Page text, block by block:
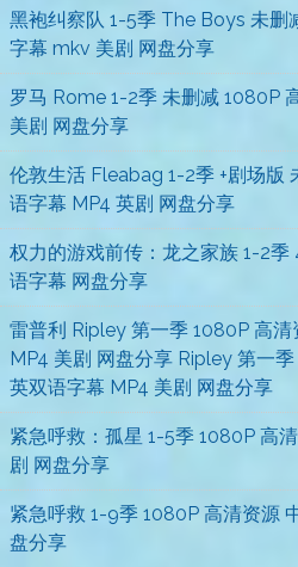
黑袍纠察队 1-5季 The Boys 未删
字幕 mkv 美剧 网盘分享
罗马 Rome 1-2季 未删减 1080P
美剧 网盘分享
伦敦生活 Fleabag 1-2季 +剧场版
语字幕 MP4 英剧 网盘分享
权力的游戏前传：龙之家族 1-2季
语字幕 网盘分享
雷普利 Ripley 第一季 1080P 高
MP4 美剧 网盘分享 Ripley 第一
英双语字幕 MP4 美剧 网盘分享
紧急呼救：孤星 1-5季 1080P 高
剧 网盘分享
紧急呼救 1-9季 1080P 高清资源
盘分享